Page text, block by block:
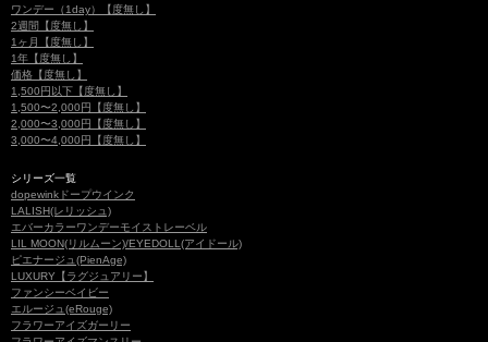
ワンデー（1day）【度無し】
2週間【度無し】
1ヶ月【度無し】
1年【度無し】
価格【度無し】
1,500円以下【度無し】
1,500〜2,000円【度無し】
2,000〜3,000円【度無し】
3,000〜4,000円【度無し】
シリーズ一覧
dopewinkドープウインク
LALISH(レリッシュ)
エバーカラーワンデーモイストレーベル
LIL MOON(リルムーン)/EYEDOLL(アイドール)
ピエナージュ(PienAge)
LUXURY【ラグジュアリー】
ファンシーベイビー
エルージュ(eRouge)
フラワーアイズガーリー